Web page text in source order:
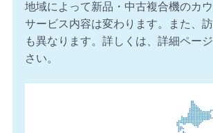
した。ありがとうございます。
2026年8月7日 12:59
【東京都】コピー機 Canon 導入のお問い
した。ありがとうございます。
2026年8月7日 12:47
【神奈川県】複合機 RICOH 導入のお問い
地域によって新品・中古複合機のカ
サービス内容は変わります。また、
も異なります。詳しくは、詳細ペー
さい。